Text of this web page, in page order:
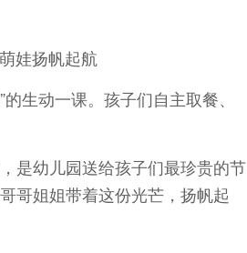
生动一课。孩子们自主取餐、
是幼儿园送给孩子们最珍贵的节
哥姐姐带着这份光芒，扬帆起